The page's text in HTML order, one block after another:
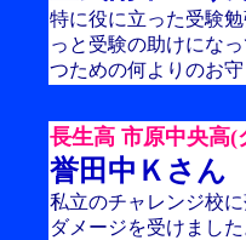
特に役に立った受験
っと受験の助けにな
つための何よりのお
長生高 市原中央高(
誉田中Ｋさん
私立のチャレンジ校
ダメージを受けまし